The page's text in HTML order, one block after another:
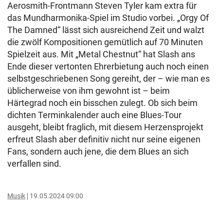
Aerosmith-Frontmann Steven Tyler kam extra für
das Mundharmonika-Spiel im Studio vorbei. „Orgy Of
The Damned“ lässt sich ausreichend Zeit und walzt
die zwölf Kompositionen gemütlich auf 70 Minuten
Spielzeit aus. Mit „Metal Chestnut“ hat Slash ans
Ende dieser vertonten Ehrerbietung auch noch einen
selbstgeschriebenen Song gereiht, der – wie man es
üblicherweise von ihm gewohnt ist – beim
Härtegrad noch ein bisschen zulegt. Ob sich beim
dichten Terminkalender auch eine Blues-Tour
ausgeht, bleibt fraglich, mit diesem Herzensprojekt
erfreut Slash aber definitiv nicht nur seine eigenen
Fans, sondern auch jene, die dem Blues an sich
verfallen sind.
Musik 19.05.2024 09:00